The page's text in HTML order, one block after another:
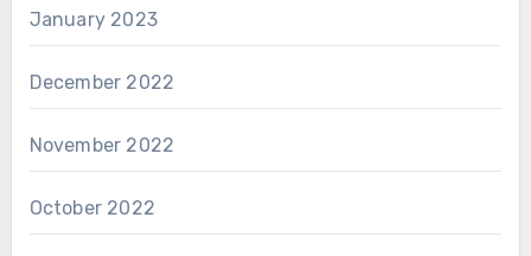
January 2023
December 2022
November 2022
October 2022